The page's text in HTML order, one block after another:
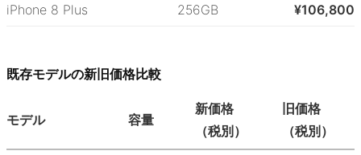
iPhone 8 Plus 256GB ¥106,800
既存モデルの新旧価格比較
モデル 容量
新価格
（税別）
旧価格
（税別）